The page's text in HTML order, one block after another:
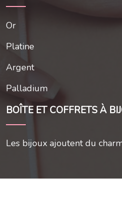
Or
Platine
Argent
Palladium
BOÎTE ET COFFRETS À
Les bijoux ajoutent du